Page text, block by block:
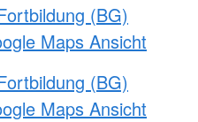
(BG)
Maps Ansicht
(BG)
Maps Ansicht